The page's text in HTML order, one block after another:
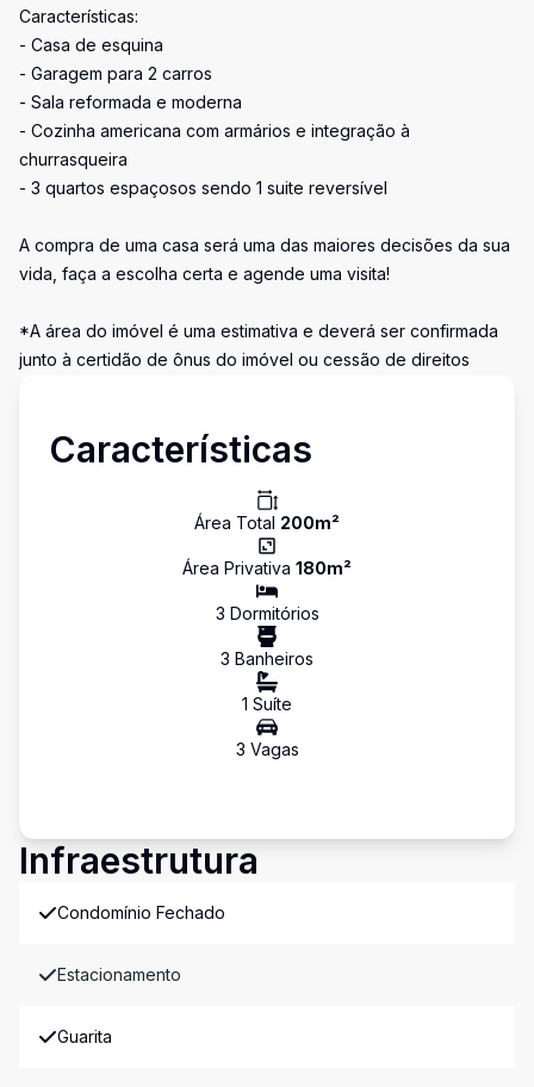
Características:
- Casa de esquina
- Garagem para 2 carros
- Sala reformada e moderna
- Cozinha americana com armários e integração à
churrasqueira
- 3 quartos espaçosos sendo 1 suite reversível
A compra de uma casa será uma das maiores decisões da sua
vida, faça a escolha certa e agende uma visita!
*A área do imóvel é uma estimativa e deverá ser confirmada
junto à certidão de ônus do imóvel ou cessão de direitos
Características
Área Total 200m²
Área Privativa 180m²
3 Dormitórios
3 Banheiros
1 Suíte
3 Vagas
Infraestrutura
Condomínio Fechado
Estacionamento
Guarita